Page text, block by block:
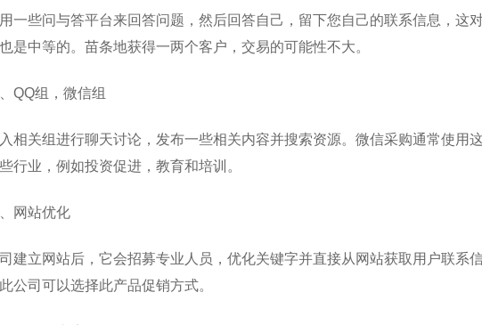
一些问与答平台来回答问题，然后回答自己，留下您自己的联系信息，这
是中等的。苗条地获得一两个客户，交易的可能性不大。
QQ组，微信组
相关组进行聊天讨论，发布一些相关内容并搜索资源。微信采购通常使用
行业，例如投资促进，教育和培训。
网站优化
建立网站后，它会招募专业人员，优化关键字并直接从网站获取用户联系
公司可以选择此产品促销方式。